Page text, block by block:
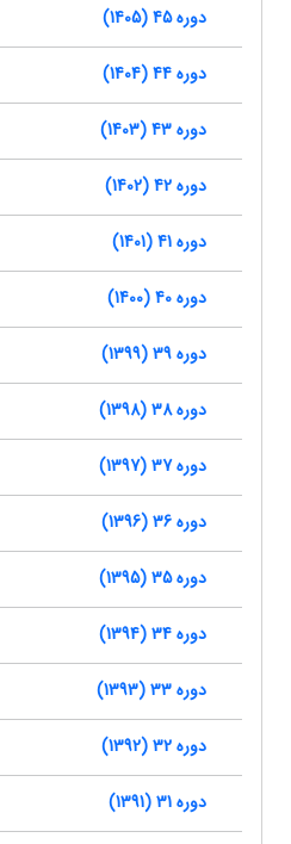
دوره 45 (1405)
دوره 44 (1404)
دوره 43 (1403)
دوره 42 (1402)
دوره 41 (1401)
دوره 40 (1400)
دوره 39 (1399)
دوره 38 (1398)
دوره 37 (1397)
دوره 36 (1396)
دوره 35 (1395)
دوره 34 (1394)
دوره 33 (1393)
دوره 32 (1392)
دوره 31 (1391)